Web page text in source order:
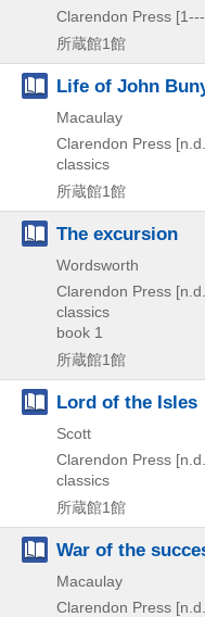
Clarendon Press
所蔵館1館
Life of John
Macaulay
Clarendon Press
classics
所蔵館1館
The excursion
Wordsworth
Clarendon Press
classics
book 1
所蔵館1館
Lord of the Isles
Scott
Clarendon Press
classics
所蔵館1館
War of the
Macaulay
Clarendon Press